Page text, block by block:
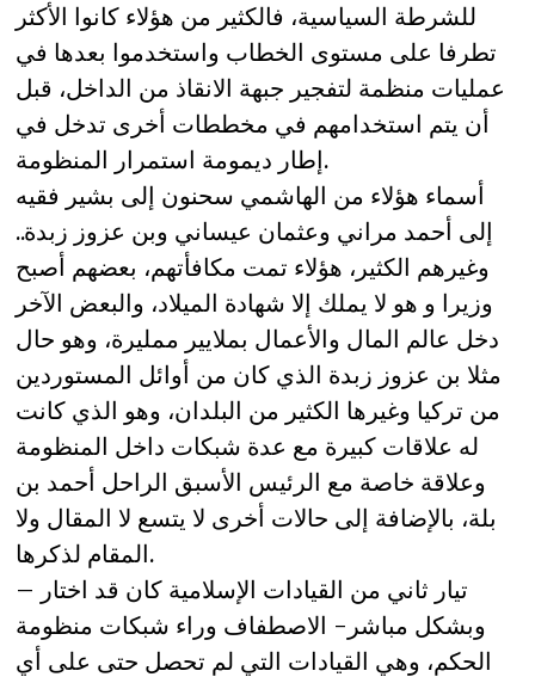
للشرطة السياسية، فالكثير من هؤلاء كانوا الأكثر
تطرفا على مستوى الخطاب واستخدموا بعدها في
عمليات منظمة لتفجير جبهة الانقاذ من الداخل، قبل
أن يتم استخدامهم في مخططات أخرى تدخل في
إطار ديمومة استمرار المنظومة.
أسماء هؤلاء من الهاشمي سحنون إلى بشير فقيه
إلى أحمد مراني وعثمان عيساني وبن عزوز زبدة..
وغيرهم الكثير، هؤلاء تمت مكافأتهم، بعضهم أصبح
وزيرا و هو لا يملك إلا شهادة الميلاد، والبعض الآخر
دخل عالم المال والأعمال بملايير ممليرة، وهو حال
مثلا بن عزوز زبدة الذي كان من أوائل المستوردين
من تركيا وغيرها الكثير من البلدان، وهو الذي كانت
له علاقات كبيرة مع عدة شبكات داخل المنظومة
وعلاقة خاصة مع الرئيس الأسبق الراحل أحمد بن
بلة، بالإضافة إلى حالات أخرى لا يتسع لا المقال ولا
المقام لذكرها.
تيار ثاني من القيادات الإسلامية كان قد اختار –
وبشكل مباشر- الاصطفاف وراء شبكات منظومة
الحكم، وهي القيادات التي لم تحصل حتى على أي